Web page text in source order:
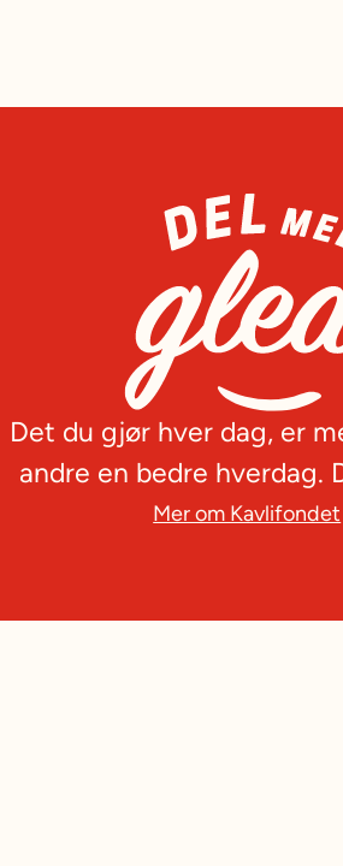
Det du gjør hver dag, er
andre en bedre hverdag.
Mer om Kavlifondet